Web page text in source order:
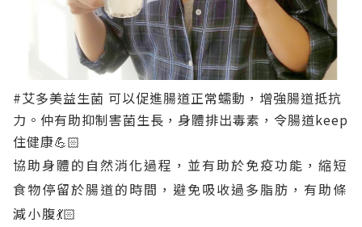
#艾多美益生菌 可以促進腸道正常蠕動，增強腸道抵抗
力。仲有助抑制害菌生長，身體排出毒素，令腸道keep
住健康💪🏻
協助身體的自然消化過程，並有助於免疫功能，縮短
食物停留於腸道的時間，避免吸收過多脂肪，有助條
減小腹💃🏻